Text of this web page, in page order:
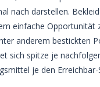
nach darstellen.
einfache Opportunität
anderem bestickten
sich spitze je
je den